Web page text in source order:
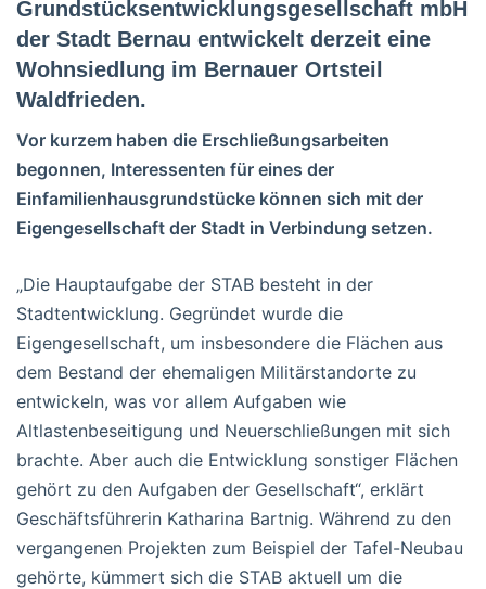
Grundstücksentwicklungsgesellschaft mbH
der Stadt Bernau entwickelt derzeit eine
Wohnsiedlung im Bernauer Ortsteil
Waldfrieden.
Vor kurzem haben die Erschließungsarbeiten
begonnen, Interessenten für eines der
Einfamilienhausgrundstücke können sich mit der
Eigengesellschaft der Stadt in Verbindung setzen.
„Die Hauptaufgabe der STAB besteht in der
Stadtentwicklung. Gegründet wurde die
Eigengesellschaft, um insbesondere die Flächen aus
dem Bestand der ehemaligen Militärstandorte zu
entwickeln, was vor allem Aufgaben wie
Altlastenbeseitigung und Neuerschließungen mit sich
brachte. Aber auch die Entwicklung sonstiger Flächen
gehört zu den Aufgaben der Gesellschaft“, erklärt
Geschäftsführerin Katharina Bartnig. Während zu den
vergangenen Projekten zum Beispiel der Tafel-Neubau
gehörte, kümmert sich die STAB aktuell um die